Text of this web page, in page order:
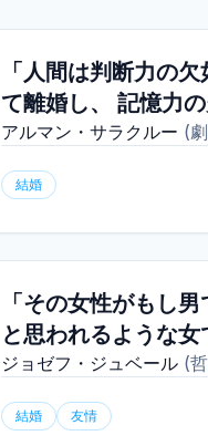
「人間は判断力の
て離婚し、 記憶力
アルマン・サラクルー (
結婚
「その女性がもし
と思われるような
ジョゼフ・ジュベール (
結婚 友情